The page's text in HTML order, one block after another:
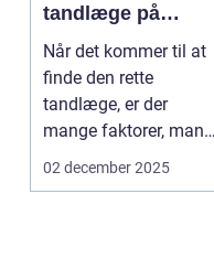
tandlæge på
Vesterbro
Når det kommer til at
finde den rette
tandlæge, er der
mange faktorer, man
bør ov...
02 december 2025